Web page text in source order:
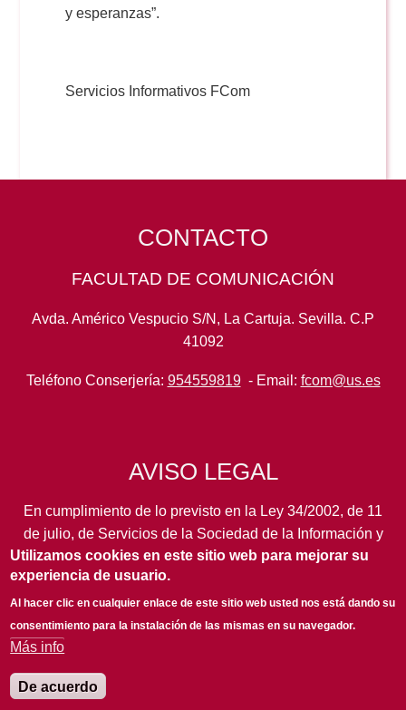
y esperanzas”.
Servicios Informativos FCom
CONTACTO
FACULTAD DE COMUNICACIÓN
Avda. Américo Vespucio S/N, La Cartuja. Sevilla. C.P
41092
Teléfono Conserjería: 954559819- Email: fcom@us.es
AVISO LEGAL
En cumplimiento de lo previsto en la Ley 34/2002, de 11
de julio, de Servicios de la Sociedad de la Información y
de Comercio Electrónico, así como en otras normas de
legal aplicación, se pone en conocimiento de los
usuarios de este portal de laUniversidad de Sevillalos
siguientes datos de información general...leer más
Utilizamos cookies en este sitio web para mejorar su
experiencia de usuario.
Al hacer clic en cualquier enlace de este sitio web usted nos está dando su
consentimiento para la instalación de las mismas en su navegador.
Más info
De acuerdo